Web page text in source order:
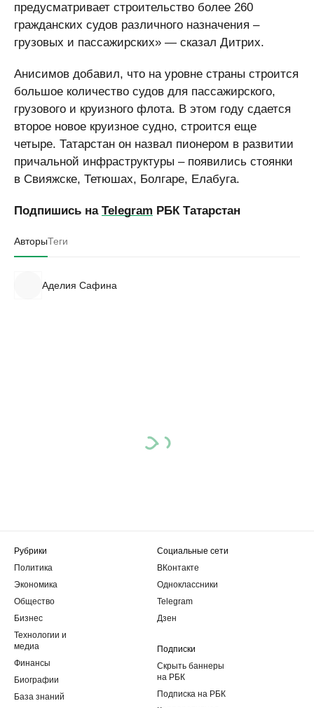
предусматривает строительство более 260
гражданских судов различного назначения –
грузовых и пассажирских» — сказал Дитрих.
Анисимов добавил, что на уровне страны строится
большое количество судов для пассажирского,
грузового и круизного флота. В этом году сдается
второе новое круизное судно, строится еще
четыре. Татарстан он назвал пионером в развитии
причальной инфраструктуры – появились стоянки
в Свияжске, Тетюшах, Болгаре, Елабуга.
Подпишись на Telegram РБК Татарстан
АвторыТеги
Аделия Сафина
Рубрики
Политика
Экономика
Общество
Бизнес
Технологии и
медиа
Финансы
Биографии
База знаний
Социальные сети
ВКонтакте
Одноклассники
Telegram
Дзен
Подписки
Скрыть баннеры
на РБК
Подписка на РБК